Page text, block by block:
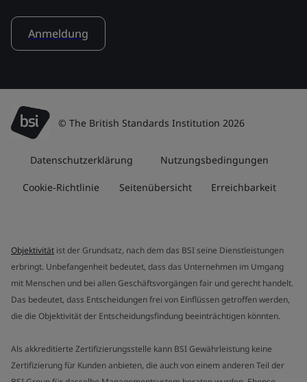
Anmeldung
© The British Standards Institution 2026
Datenschutzerklärung Nutzungsbedingungen
Cookie-Richtlinie Seitenübersicht Erreichbarkeit
Objektivität ist der Grundsatz, nach dem das BSI seine Dienstleistungen
erbringt. Unbefangenheit bedeutet, dass das Unternehmen im Umgang
mit Menschen und bei allen Geschäftsvorgängen fair und gerecht handelt.
Das bedeutet, dass Entscheidungen frei von Einflüssen getroffen werden,
die die Objektivität der Entscheidungsfindung beeinträchtigen könnten.
Als akkreditierte Zertifizierungsstelle kann BSI Gewährleistung keine
Zertifizierung für Kunden anbieten, die auch von einem anderen Teil der